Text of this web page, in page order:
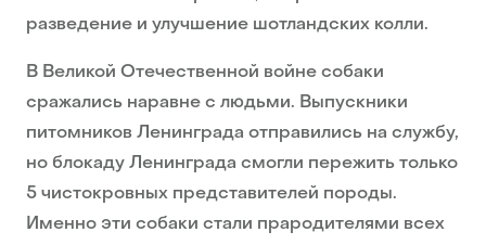
разведение и улучшение шотландских колли.
В Великой Отечественной войне собаки
сражались наравне с людьми. Выпускники
питомников Ленинграда отправились на службу,
но блокаду Ленинграда смогли пережить только
5 чистокровных представителей породы.
Именно эти собаки стали прародителями всех